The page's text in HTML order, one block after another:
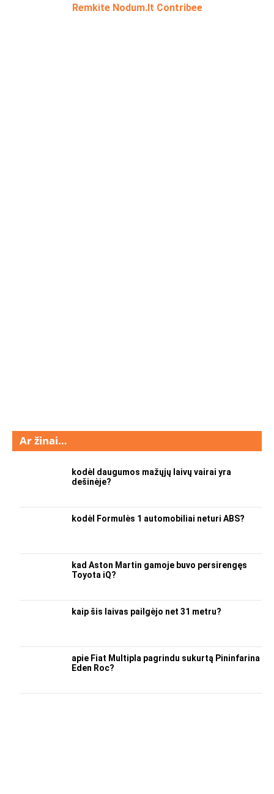
Remkite Nodum.lt Contribee
Ar žinai…
kodėl daugumos mažųjų laivų vairai yra
dešinėje?
kodėl Formulės 1 automobiliai neturi ABS?
kad Aston Martin gamoje buvo persirengęs
Toyota iQ?
kaip šis laivas pailgėjo net 31 metru?
apie Fiat Multipla pagrindu sukurtą Pininfarina
Eden Roc?